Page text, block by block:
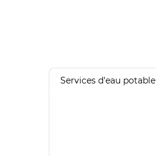
Services d'eau potable